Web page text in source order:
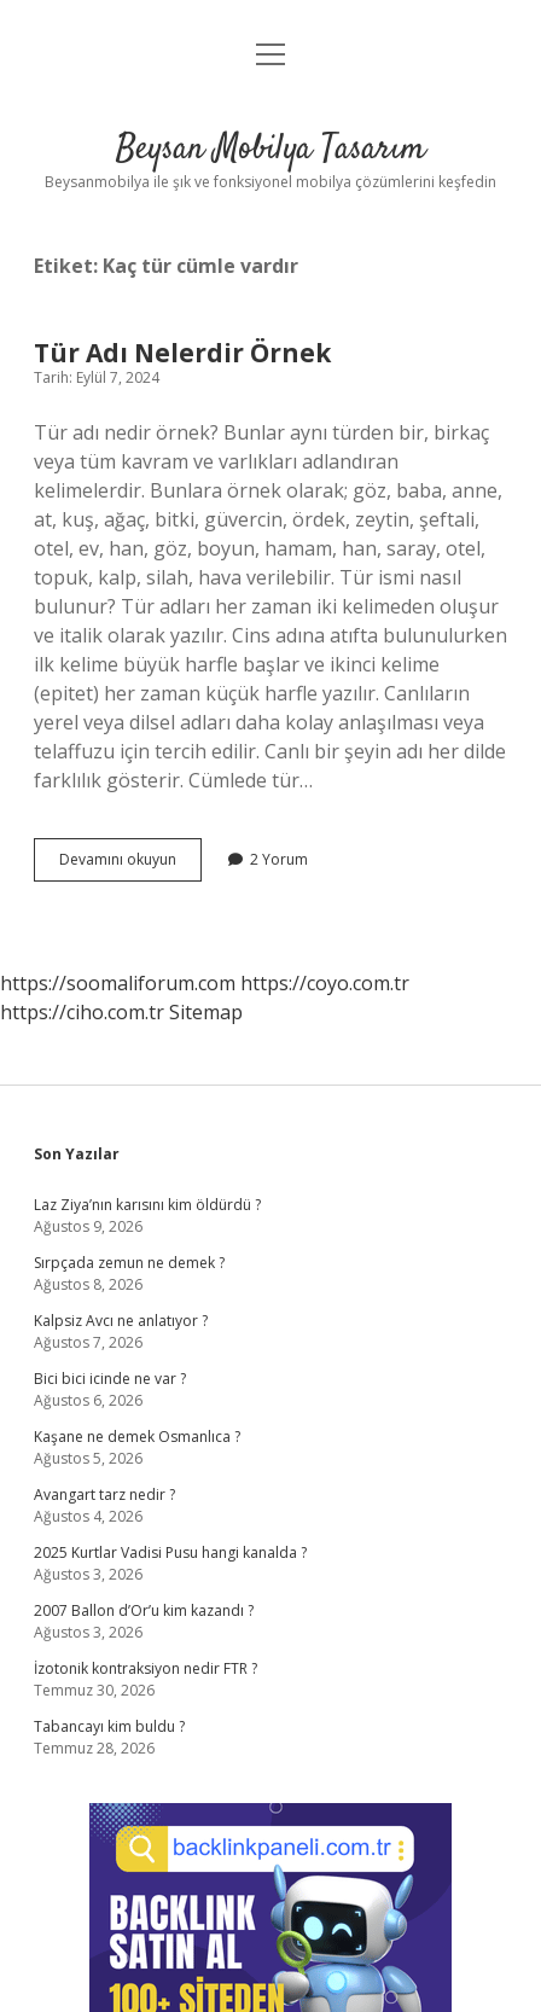
Anasayfa
Yasal Uyarı
menüyü
Beysan Mobilya Tasarım
Beysanmobilya ile şık ve fonksiyonel mobilya çözümlerini keşfedin
Etiket: Kaç tür cümle vardır
Tür Adı Nelerdir Örnek
Tarih: Eylül 7, 2024
Tür adı nedir örnek? Bunlar aynı türden bir, birkaç
veya tüm kavram ve varlıkları adlandıran
kelimelerdir. Bunlara örnek olarak; göz, baba, anne,
at, kuş, ağaç, bitki, güvercin, ördek, zeytin, şeftali,
otel, ev, han, göz, boyun, hamam, han, saray, otel,
topuk, kalp, silah, hava verilebilir. Tür ismi nasıl
bulunur? Tür adları her zaman iki kelimeden oluşur
ve italik olarak yazılır. Cins adına atıfta bulunulurken
ilk kelime büyük harfle başlar ve ikinci kelime
(epitet) her zaman küçük harfle yazılır. Canlıların
yerel veya dilsel adları daha kolay anlaşılması veya
telaffuzu için tercih edilir. Canlı bir şeyin adı her dilde
farklılık gösterir. Cümlede tür…
Devamını okuyun
Adı
2 Yorum
https://soomaliforum.com https://coyo.com.tr
https://ciho.com.trSitemap
Sidebar
Son Yazılar
Laz Ziya’nın karısını kim öldürdü ?
Ağustos 9, 2026
Sırpçada zemun ne demek ?
Ağustos 8, 2026
Kalpsiz Avcı ne anlatıyor ?
Ağustos 7, 2026
Bici bici icinde ne var ?
Ağustos 6, 2026
Kaşane ne demek Osmanlıca ?
Ağustos 5, 2026
Avangart tarz nedir ?
Ağustos 4, 2026
2025 Kurtlar Vadisi Pusu hangi kanalda ?
Ağustos 3, 2026
2007 Ballon d’Or’u kim kazandı ?
Ağustos 3, 2026
İzotonik kontraksiyon nedir FTR ?
Temmuz 30, 2026
Tabancayı kim buldu ?
Temmuz 28, 2026